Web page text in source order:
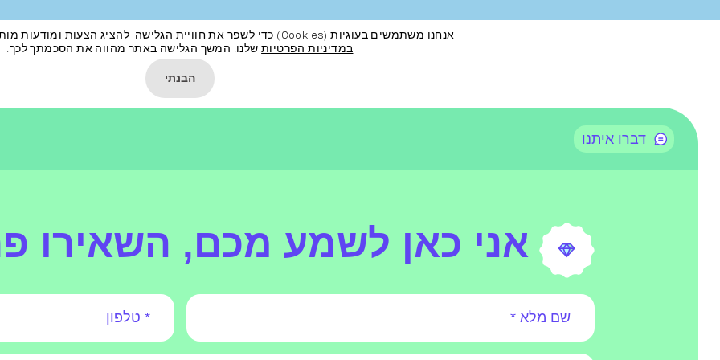
אנחנו משתמשים בעוגיות (cookies) כדי לשפר את חוויית הגלישה, להציג הצעות ומודעות מותאמות ועוד כמפורט
במדיניות הפרטיותשלנו. המשך הגלישה באתר מהווה את הסכמתך לכך.
הבנתי
דברו איתנו
אני כאן לשמע מכם, השאירו